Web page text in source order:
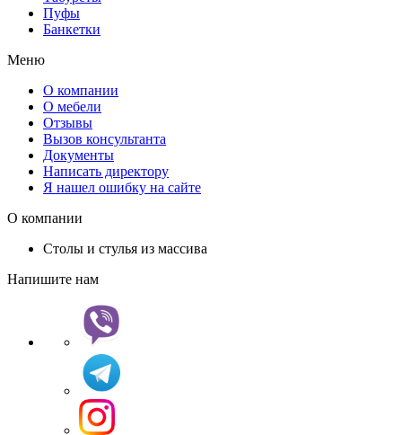
Пуфы
Банкетки
Меню
О компании
О мебели
Отзывы
Вызов консультанта
Документы
Написать директору
Я нашел ошибку на сайте
О компании
Столы и стулья из массива
Напишите нам